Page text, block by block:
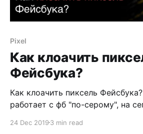
Pixel
Как клоачить
Фейсбука?
Как клоачить пиксель
работает с фб "по-серому", на
выглядит не как стандартная в
24 Dec 2019 3 min read